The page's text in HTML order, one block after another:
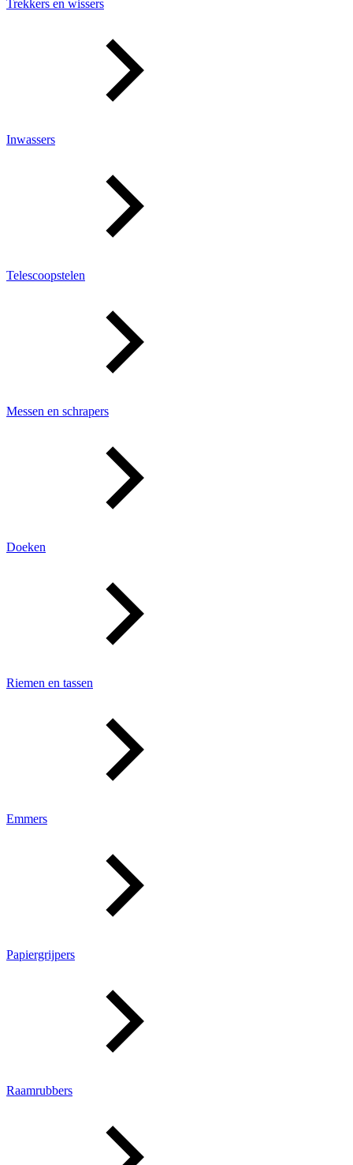
Trekkers en wissers
Inwassers
Telescoopstelen
Messen en schrapers
Doeken
Riemen en tassen
Emmers
Papiergrijpers
Raamrubbers